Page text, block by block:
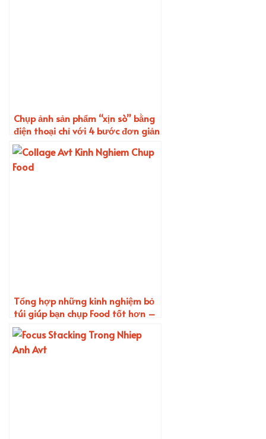
Chụp ảnh sản phẩm “xịn sò” bằng
điện thoại chỉ với 4 bước đơn giản
Tổng hợp những kinh nghiệm bỏ
túi giúp bạn chụp Food tốt hơn –
Food Photography (Phần 4)